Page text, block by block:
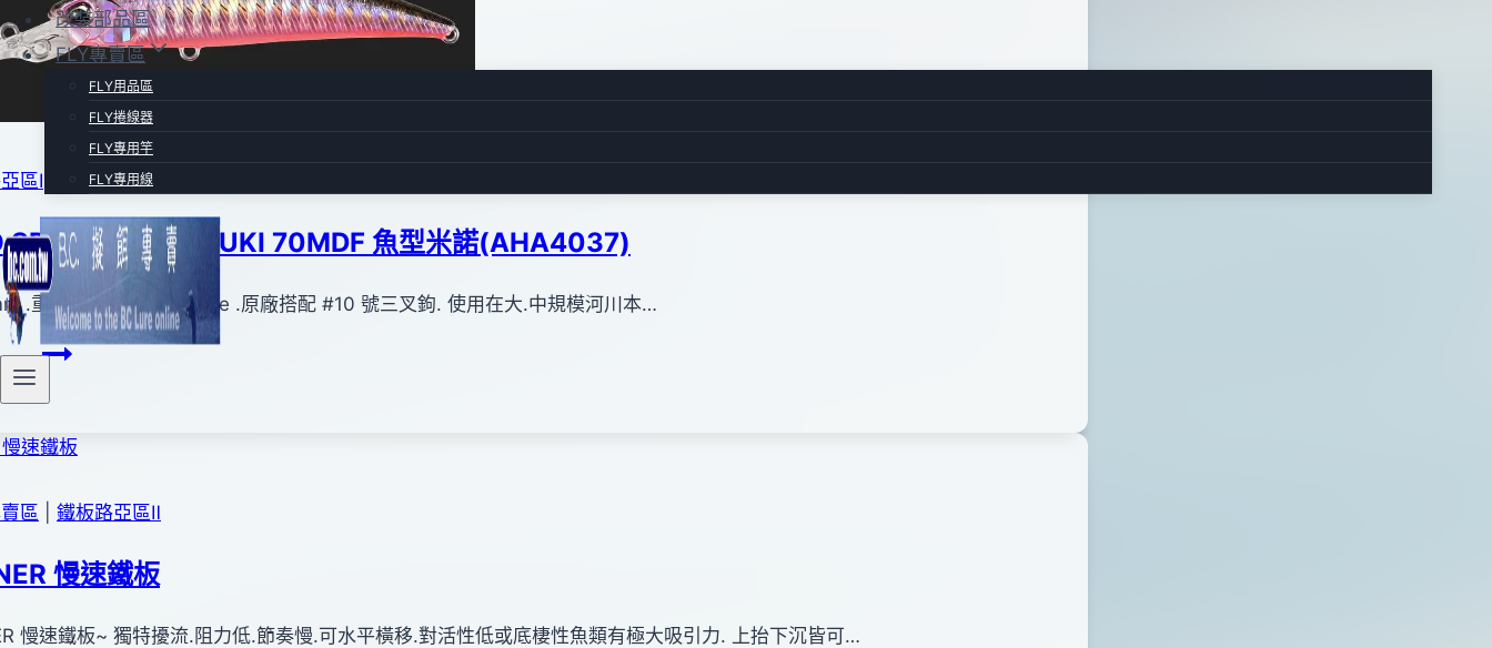
改裝部品區
FLY專賣區
FLY用品區
FLY捲線器
FLY專用竿
FLY專用線
區Ⅰ 路亞專賣區
SPEARHEAD RYUKI 70MDF 魚型米諾(AHA4037)
.重量5.4g.Floating type .原廠搭配 #10 號三叉鉤. 使用在大.中規模河川本…
DUO
RYUKI
70MDF
型
米
諾
(AHA4037)
區 鐵板路亞區Ⅱ
慢速鐵板
慢速鐵板~ 獨特擾流.阻力低.節奏慢.可水平橫移.對活性低或底棲性魚類有極大吸引力. 上抬下沉皆可…